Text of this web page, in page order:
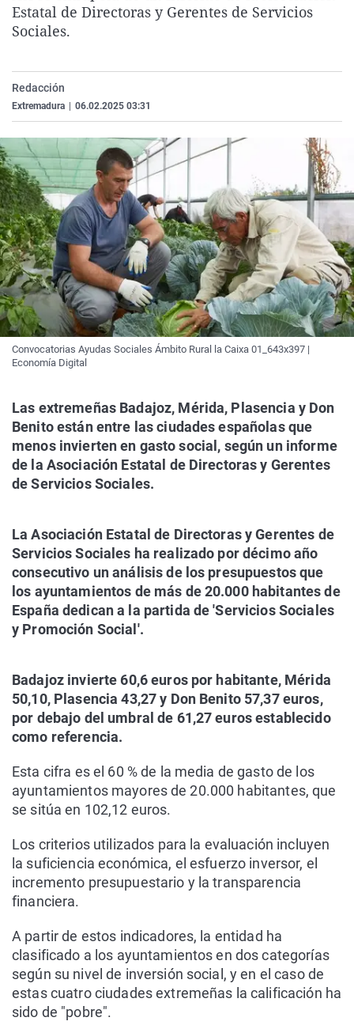
La rosa de los vientos
Como el perro y el
Caso
Equipo de
Extremadura
La Rioja
País Vasco
Virales
Elecciones
Estatal de Directoras y Gerentes de Servicios
Sociales.
Redacción
Extremadura 06.02.2025 03:31
Convocatorias Ayudas Sociales Ámbito Rural la Caixa 01_643x397 |
Economía Digital
Las extremeñas Badajoz, Mérida, Plasencia y Don
Benito están entre las ciudades españolas que
menos invierten en gasto social, según un informe
de la Asociación Estatal de Directoras y Gerentes
de Servicios Sociales.
La Asociación Estatal de Directoras y Gerentes de
Servicios Sociales ha realizado por décimo año
consecutivo un análisis de los presupuestos que
los ayuntamientos de más de 20.000 habitantes de
España dedican a la partida de 'Servicios Sociales
y Promoción Social'.
Badajoz invierte 60,6 euros por habitante, Mérida
50,10, Plasencia 43,27 y Don Benito 57,37 euros,
por debajo del umbral de 61,27 euros establecido
como referencia.
Esta cifra es el 60 % de la media de gasto de los
ayuntamientos mayores de 20.000 habitantes, que
se sitúa en 102,12 euros.
Los criterios utilizados para la evaluación incluyen
la suficiencia económica, el esfuerzo inversor, el
incremento presupuestario y la transparencia
financiera.
A partir de estos indicadores, la entidad ha
clasificado a los ayuntamientos en dos categorías
según su nivel de inversión social, y en el caso de
estas cuatro ciudades extremeñas la calificación ha
sido de "pobre".